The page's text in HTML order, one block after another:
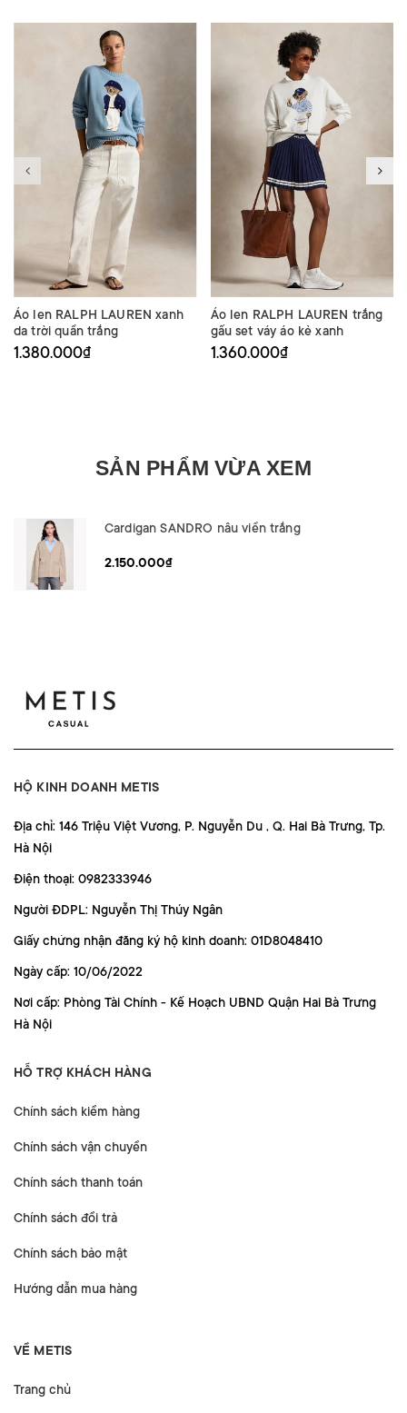
Áo len RALPH LAUREN xanh
da trời quần trắng
1.380.000₫
Áo len RALPH LAUREN trắng
gấu set váy áo kẻ xanh
1.360.000₫
SẢN PHẨM VỪA XEM
Cardigan SANDRO nâu viền trắng
2.150.000₫
HỘ KINH DOANH METIS
Địa chỉ: 146 Triệu Việt Vương, P. Nguyễn Du , Q. Hai Bà Trưng, Tp.
Hà Nội
Điện thoại: 0982333946
Người ĐDPL: Nguyễn Thị Thúy Ngân
Giấy chứng nhận đăng ký hộ kinh doanh: 01D8048410
Ngày cấp: 10/06/2022
Nơi cấp: Phòng Tài Chính - Kế Hoạch UBND Quận Hai Bà Trưng
Hà Nội
HỖ TRỢ KHÁCH HÀNG
Chính sách kiểm hàng
Chính sách vận chuyển
Chính sách thanh toán
Chính sách đổi trả
Chính sách bảo mật
Hướng dẫn mua hàng
VỀ METIS
Trang chủ